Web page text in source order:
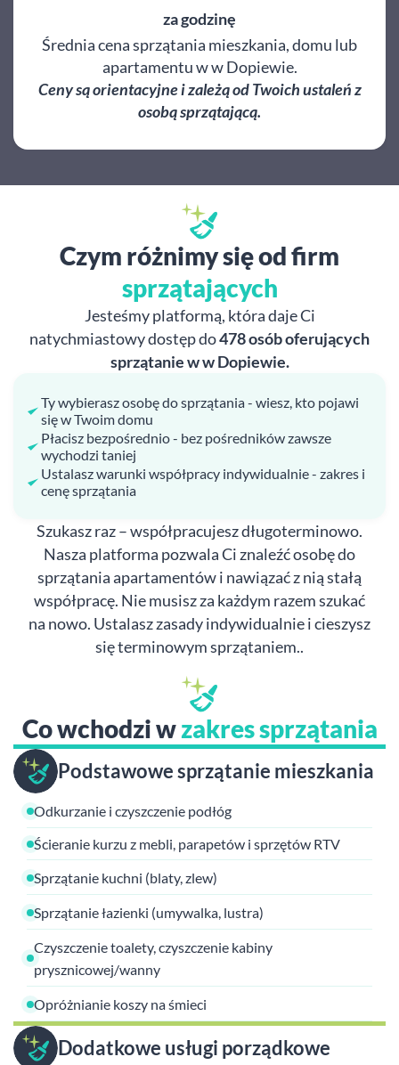
za godzinę
Średnia cena sprzątania mieszkania, domu lub
apartamentu w w Dopiewie.
Ceny są orientacyjne i zależą od Twoich ustaleń z
osobą sprzątającą.
Czym różnimy się od firm
sprzątających
Jesteśmy platformą, która daje Ci
natychmiastowy dostęp do478 osób oferujących
sprzątanie w w Dopiewie.
Ty wybierasz osobę do sprzątania - wiesz, kto pojawi
się w Twoim domu
Płacisz bezpośrednio - bez pośredników zawsze
wychodzi taniej
Ustalasz warunki współpracy indywidualnie - zakres i
cenę sprzątania
Szukasz raz – współpracujesz długoterminowo.
Nasza platforma pozwala Ci znaleźć osobę do
sprzątania apartamentów i nawiązać z nią stałą
współpracę. Nie musisz za każdym razem szukać
na nowo. Ustalasz zasady indywidualnie i cieszysz
się terminowym sprzątaniem..
Co wchodzi wzakres sprzątania
Podstawowe sprzątanie mieszkania
Odkurzanie i czyszczenie podłóg
Ścieranie kurzu z mebli, parapetów i sprzętów RTV
Sprzątanie kuchni (blaty, zlew)
Sprzątanie łazienki (umywalka, lustra)
Czyszczenie toalety, czyszczenie kabiny
prysznicowej/wanny
Opróżnianie koszy na śmieci
Dodatkowe usługi porządkowe